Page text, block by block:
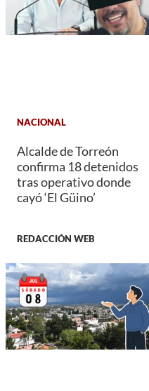
NACIONAL
Alcalde de Torreón
confirma 18 detenidos
tras operativo donde
cayó ‘El Güino’
REDACCIÓN WEB